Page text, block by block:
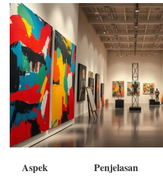
Aspek Penjelasan